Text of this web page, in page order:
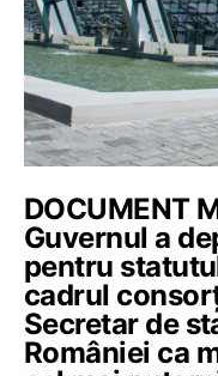
DOCUMENT
Guvernul a
pentru
cadrul
Secretar de
României ca